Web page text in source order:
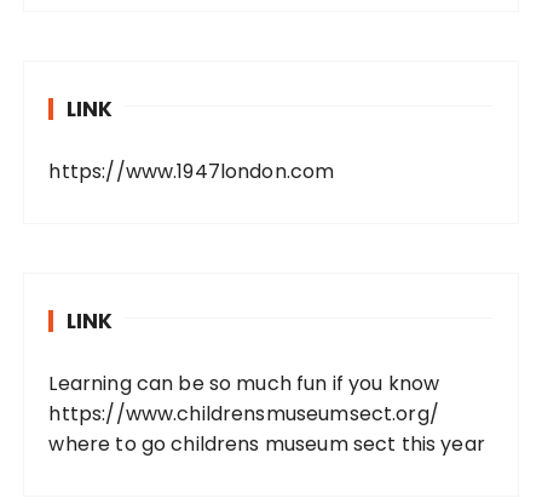
LINK
https://www.1947london.com
LINK
Learning can be so much fun if you know
https://www.childrensmuseumsect.org/
where to go childrens museum sect this year